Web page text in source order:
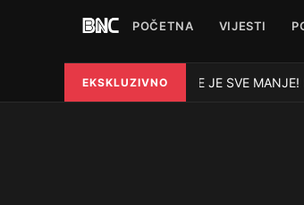
POČETNA VIJESTI
EKSKLUZIVNO
● VODE JE SVE MANJE!